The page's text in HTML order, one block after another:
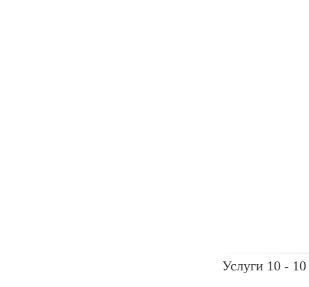
Услуги 10 - 10